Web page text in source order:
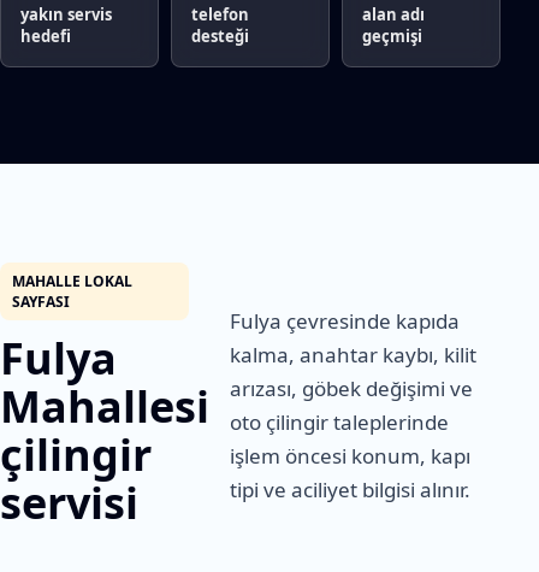
yakın servis
hedefi
telefon
desteği
alan adı
geçmişi
MAHALLE LOKAL
SAYFASI
Fulya
Mahallesi
çilingir
servisi
Fulya çevresinde kapıda
kalma, anahtar kaybı, kilit
arızası, göbek değişimi ve
oto çilingir taleplerinde
işlem öncesi konum, kapı
tipi ve aciliyet bilgisi alınır.